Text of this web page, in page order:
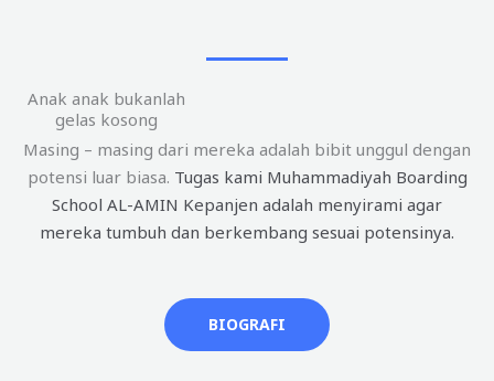
Anak anak bukanlah
gelas kosong
Masing – masing dari mereka adalah bibit unggul dengan
potensi luar biasa. Tugas kami Muhammadiyah Boarding
School AL-AMIN Kepanjen adalah menyirami agar
mereka tumbuh dan berkembang sesuai potensinya.
BIOGRAFI